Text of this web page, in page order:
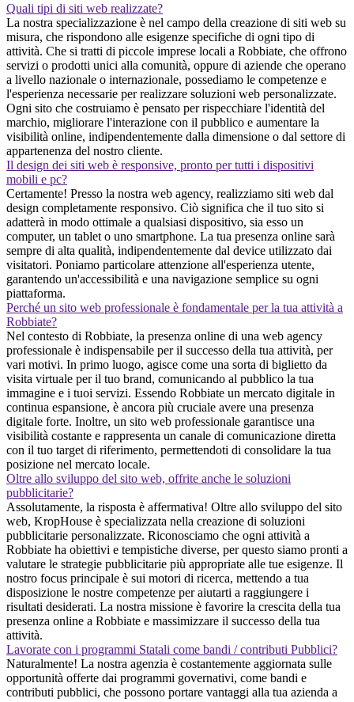
Quali tipi di siti web realizzate?
La nostra specializzazione è nel campo della creazione di siti web su
misura, che rispondono alle esigenze specifiche di ogni tipo di
attività. Che si tratti di piccole imprese locali a Robbiate, che offrono
servizi o prodotti unici alla comunità, oppure di aziende che operano
a livello nazionale o internazionale, possediamo le competenze e
l'esperienza necessarie per realizzare soluzioni web personalizzate.
Ogni sito che costruiamo è pensato per rispecchiare l'identità del
marchio, migliorare l'interazione con il pubblico e aumentare la
visibilità online, indipendentemente dalla dimensione o dal settore di
appartenenza del nostro cliente.
Il design dei siti web è responsive, pronto per tutti i dispositivi
mobili e pc?
Certamente! Presso la nostra web agency, realizziamo siti web dal
design completamente responsivo. Ciò significa che il tuo sito si
adatterà in modo ottimale a qualsiasi dispositivo, sia esso un
computer, un tablet o uno smartphone. La tua presenza online sarà
sempre di alta qualità, indipendentemente dal device utilizzato dai
visitatori. Poniamo particolare attenzione all'esperienza utente,
garantendo un'accessibilità e una navigazione semplice su ogni
piattaforma.
Perché un sito web professionale è fondamentale per la tua attività a
Robbiate?
Nel contesto di Robbiate, la presenza online di una web agency
professionale è indispensabile per il successo della tua attività, per
vari motivi. In primo luogo, agisce come una sorta di biglietto da
visita virtuale per il tuo brand, comunicando al pubblico la tua
immagine e i tuoi servizi. Essendo Robbiate un mercato digitale in
continua espansione, è ancora più cruciale avere una presenza
digitale forte. Inoltre, un sito web professionale garantisce una
visibilità costante e rappresenta un canale di comunicazione diretta
con il tuo target di riferimento, permettendoti di consolidare la tua
posizione nel mercato locale.
Oltre allo sviluppo del sito web, offrite anche le soluzioni
pubblicitarie?
Assolutamente, la risposta è affermativa! Oltre allo sviluppo del sito
web, KropHouse è specializzata nella creazione di soluzioni
pubblicitarie personalizzate. Riconosciamo che ogni attività a
Robbiate ha obiettivi e tempistiche diverse, per questo siamo pronti a
valutare le strategie pubblicitarie più appropriate alle tue esigenze. Il
nostro focus principale è sui motori di ricerca, mettendo a tua
disposizione le nostre competenze per aiutarti a raggiungere i
risultati desiderati. La nostra missione è favorire la crescita della tua
presenza online a Robbiate e massimizzare il successo della tua
attività.
Lavorate con i programmi Statali come bandi / contributi Pubblici?
Naturalmente! La nostra agenzia è costantemente aggiornata sulle
opportunità offerte dai programmi governativi, come bandi e
contributi pubblici, che possono portare vantaggi alla tua azienda a